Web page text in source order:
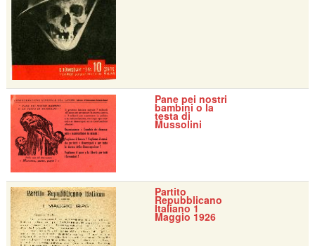
Pane pei nostri
bambini o la
testa di
Mussolini
Partito
Repubblicano
Italiano 1
Maggio 1926